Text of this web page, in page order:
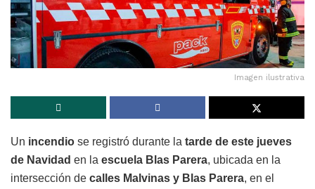
Imagen ilustrativa
Un incendio se registró durante la tarde de este jueves
de Navidad en la escuela Blas Parera, ubicada en la
intersección de calles Malvinas y Blas Parera, en el